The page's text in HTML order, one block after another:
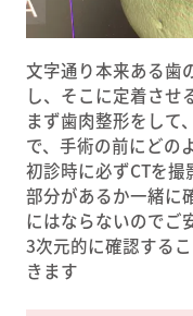
文字通り本来ある歯
し、そこに定着させ
まず歯肉整形をして
で、手術の前にどの
初診時に必ずCTを
部分があるか一緒に
にはならないのでご
3次元的に確認する
きます